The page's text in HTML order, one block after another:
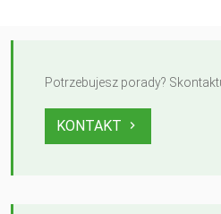
Potrzebujesz porady?
KONTAKT